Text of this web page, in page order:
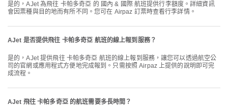
是的，AJet 為飛往 卡帕多奇亞 的 國內 & 國際 航班提供行李額度。詳細資訊
會因票種與目的地而有所不同。您可在 Airpaz 訂票時查看行李詳情。
AJet 是否提供飛往 卡帕多奇亞 航班的線上報到服務？
是的，AJet 提供飛往 卡帕多奇亞 航班的線上報到服務，讓您可以透過航空公
司的官網或應用程式方便地完成報到。只需按照 Airpaz 上提供的說明即可完
成流程。
AJet 飛往 卡帕多奇亞 的航班需要多長時間？